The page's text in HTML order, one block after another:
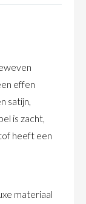
effen
satijn,
is zacht,
heeft een
materiaal